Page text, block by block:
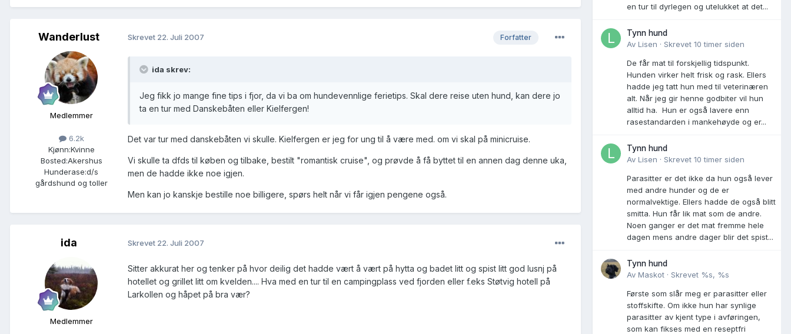
Wanderlust
Medlemmer
6.2k
Kjønn:Kvinne
Bosted:Akershus
Hunderase:d/s
gårdshund og toller
Forfatter
Skrevet 22. Juli 2007
ida skrev:
Jeg fikk jo mange fine tips i fjor, da vi ba om hundevennlige ferietips. Skal dere reise uten hund, kan dere jo
ta en tur med Danskebåten eller Kielfergen!
Det var tur med danskebåten vi skulle. Kielfergen er jeg for ung til å være med. om vi skal på minicruise.
Vi skulle ta dfds til køben og tilbake, bestilt "romantisk cruise", og prøvde å få byttet til en annen dag denne uka,
men de hadde ikke noe igjen.
Men kan jo kanskje bestille noe billigere, spørs helt når vi får igjen pengene også.
ida
Medlemmer
Skrevet 22. Juli 2007
Sitter akkurat her og tenker på hvor deilig det hadde vært å vært på hytta og badet litt og spist litt god lusnj på
hotellet og grillet litt om kvelden.... Hva med en tur til en campingplass ved fjorden eller f.eks Støtvig hotell på
Larkollen og håpet på bra vær?
en tur til dyrlegen og utelukket at det...
Tynn hund
Av Lisen · Skrevet 10 timer siden
De får mat til forskjellig tidspunkt.
Hunden virker helt frisk og rask. Ellers
hadde jeg tatt hun med til veterinæren
alt. Når jeg gir henne godbiter vil hun
alltid ha. Hun er også lavere enn
rasestandarden i mankehøyde og er...
Tynn hund
Av Lisen · Skrevet 10 timer siden
Parasitter er det ikke da hun også lever
med andre hunder og de er
normalvektige. Ellers hadde de også blitt
smitta. Hun får lik mat som de andre.
Noen ganger er det mat fremme hele
dagen mens andre dager blir det spist...
Tynn hund
Av Maskot · Skrevet %s, %s
Første som slår meg er parasitter eller
stoffskifte. Om ikke hun har synlige
parasitter av kjent type i avføringen,
som kan fikses med en reseptfri